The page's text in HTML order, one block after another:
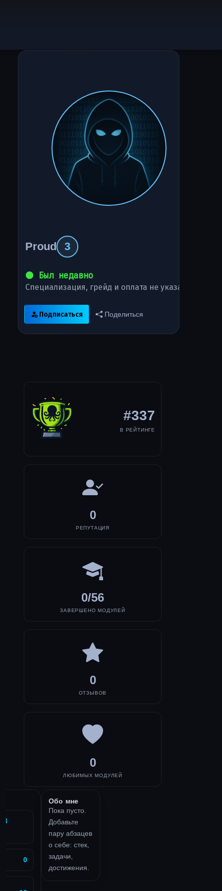
Proud 3
⚫ Был недавно
Специализация, грейд и оплата не указаны
Подписаться Поделиться
#337
В РЕЙТИНГЕ
0
РЕПУТАЦИЯ
0/56
ЗАВЕРШЕНО МОДУЛЕЙ
0
ОТЗЫВОВ
0
ЛЮБИМЫХ МОДУЛЕЙ
0
Обо мне
Пока пусто.
Добавьте
пару абзацев
о себе: стек,
задачи,
достижения.